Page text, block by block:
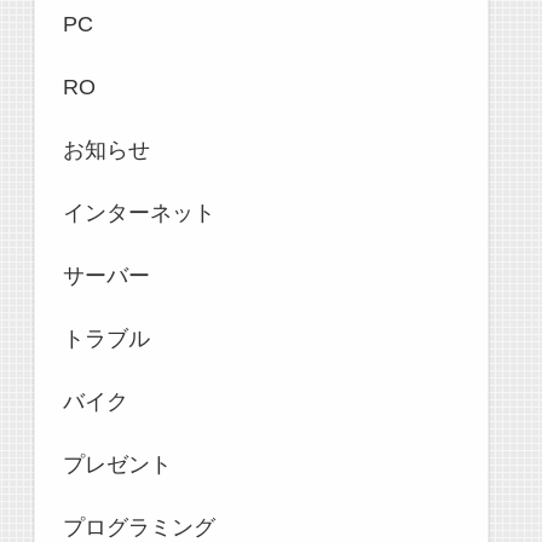
PC
RO
お知らせ
インターネット
サーバー
トラブル
バイク
プレゼント
プログラミング